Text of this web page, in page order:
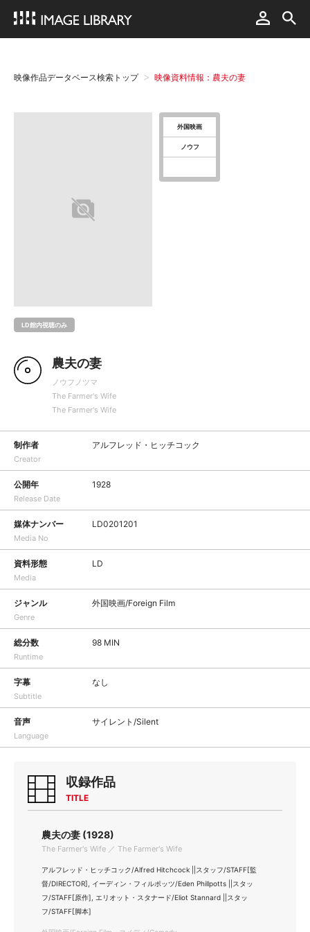
映像作品データベース検索トップ 映像資料情報：農夫の妻
LD館内視聴のみ
外国映画
ノウフ
農夫の妻
ノウフノツマ
The Farmer's Wife
The Farmer's Wife
制作者
Creator
アルフレッド・ヒッチコック
公開年
Release Date
1928
媒体ナンバー
Media No
LD0201201
資料形態
Media
LD
ジャンル
Genre
外国映画/Foreign Film
総分数
Runtime
98 MIN
字幕
Subtitle
なし
音声
Language
サイレント/Silent
収録作品
TITLE
農夫の妻 (1928)
The Farmer's Wife ／ The Farmer's Wife
アルフレッド・ヒッチコック/Alfred Hitchcock ||スタッフ/STAFF[監
督/DIRECTOR], イーディン・フィルポッツ/Eden Phillpotts ||スタッ
フ/STAFF[原作], エリオット・スタナード/Eliot Stannard ||スタッ
フ/STAFF[脚本]